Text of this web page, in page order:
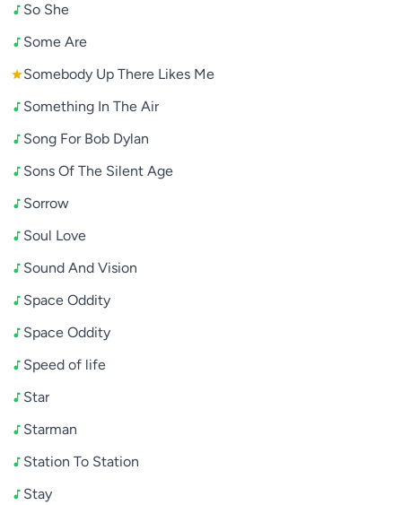
So She
Some Are
Somebody Up There Likes Me
Something In The Air
Song For Bob Dylan
Sons Of The Silent Age
Sorrow
Soul Love
Sound And Vision
Space Oddity
Space Oddity
Speed of life
Star
Starman
Station To Station
Stay